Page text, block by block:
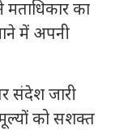
मताधिकार का
में अपनी
संदेश जारी
को सशक्त